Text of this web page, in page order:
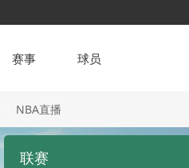
赛事 球员
NBA直播
联赛